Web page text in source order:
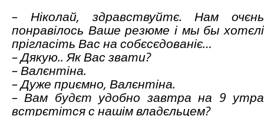
– Ніколай, здравствуйтє. Нам очєнь
понравілось Ваше резюме і мы бы хотєлі
прігласіть Вас на собєсєдованіє…
– Дякую.. Як Вас звати?
– Валєнтіна.
– Дуже приємно, Валєнтіна.
– Вам будєт удобно завтра на 9 утра
встрєтітся с нашім владєльцем?